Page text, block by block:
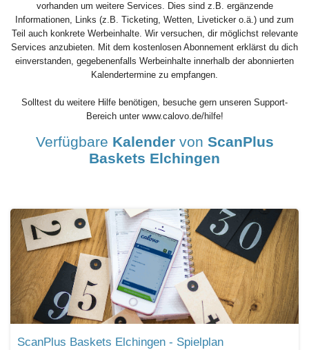
vorhanden um weitere Services. Dies sind z.B. ergänzende
Informationen, Links (z.B. Ticketing, Wetten, Liveticker o.ä.) und zum
Teil auch konkrete Werbeinhalte. Wir versuchen, dir möglichst relevante
Services anzubieten. Mit dem kostenlosen Abonnement erklärst du dich
einverstanden, gegebenenfalls Werbeinhalte innerhalb der abonnierten
Kalendertermine zu empfangen.
Solltest du weitere Hilfe benötigen, besuche gern unseren Support-
Bereich unter www.calovo.de/hilfe!
Verfügbare Kalendervon ScanPlus
Baskets Elchingen
ScanPlus Baskets Elchingen - Spielplan